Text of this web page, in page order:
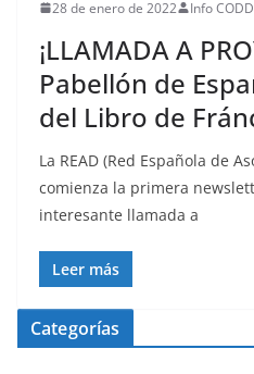
28 de enero de 2022 Info
¡LLAMADA A
Pabellón de
del Libro de
La READ (Red Española de
comienza la primera
interesante llamada a
Leer más
Categorías